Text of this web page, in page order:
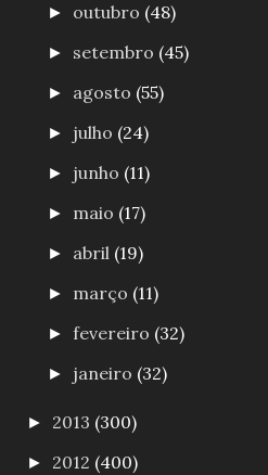
► outubro (48)
► setembro (45)
► agosto (55)
► julho (24)
► junho (11)
► maio (17)
► abril (19)
► março (11)
►fevereiro (32)
► janeiro (32)
► 2013 (300)
► 2012 (400)